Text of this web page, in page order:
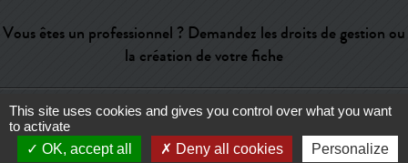
Vous êtes un professionnel ? Demandez les droits de gestion ou
la création de votre fiche
Aide-Contact-Admin-Lexique-CGU-Qui sommes-nous ?-
This site uses cookies and gives you control over what you want
to activate
OK, accept all
Deny all cookies Personalize